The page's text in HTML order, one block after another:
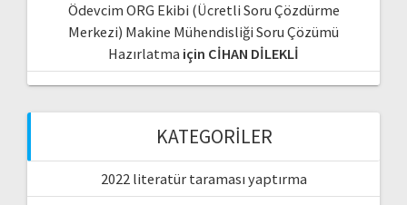
Ödevcim ORG Ekibi (Ücretli Soru Çözdürme
Merkezi) Makine Mühendisliği Soru Çözümü
Hazırlatma için CİHAN DİLEKLİ
KATEGORILER
2022 literatür taraması yaptırma